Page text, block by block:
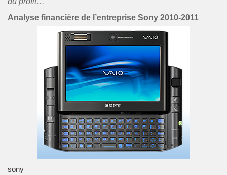
Analyse financière de l’entreprise Sony 2010-2011
sony